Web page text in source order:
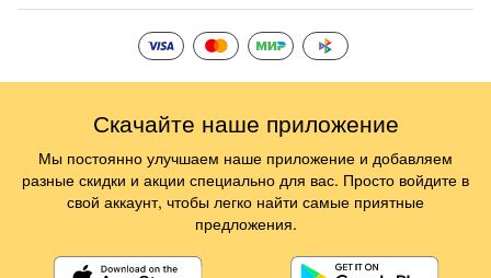
Скачайте наше приложение
Мы постоянно улучшаем наше приложение и добавляем
разные скидки и акции специально для вас. Просто войдите в
свой аккаунт, чтобы легко найти самые приятные
предложения.